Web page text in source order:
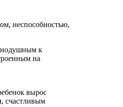
неспособностью,
к
на
вырос
счастливым